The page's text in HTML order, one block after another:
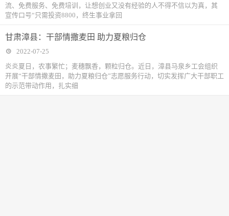
流、免费服务、免费培训，让想创业又没有经验的人不得不信以为真，其
宣传口号“只需投资8800，终生事业拿回
甘肃漳县：干部情撒麦田 助力夏粮归仓
2022-07-25
炎炎夏日，农事繁忙；麦穗飘香，颗粒归仓。近日，漳县马泉乡工会组织
开展“干部情撒麦田，助力夏粮归仓”志愿服务行动，切实发挥广大干部职工
的示范带动作用，扎实细